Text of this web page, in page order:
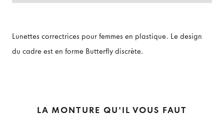
Lunettes correctrices pour femmes en plastique. Le design
du cadre est en forme Butterfly discrète.
LA MONTURE QU'IL VOUS FAUT